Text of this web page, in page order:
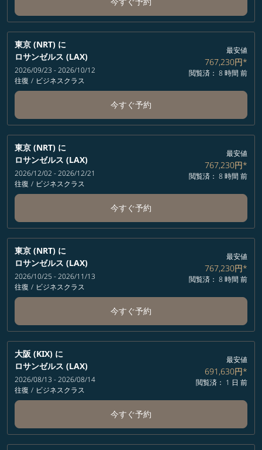
東京 (NRT) に
ロサンゼルス (LAX)
2026/09/23 - 2026/10/12
往復 / ビジネスクラス
最安値
767,230円*
閲覧済： 8 時間 前
今すぐ予約
東京 (NRT) に
ロサンゼルス (LAX)
2026/12/02 - 2026/12/21
往復 / ビジネスクラス
最安値
767,230円*
閲覧済： 8 時間 前
今すぐ予約
東京 (NRT) に
ロサンゼルス (LAX)
2026/10/25 - 2026/11/13
往復 / ビジネスクラス
最安値
767,230円*
閲覧済： 8 時間 前
今すぐ予約
大阪 (KIX) に
ロサンゼルス (LAX)
2026/08/13 - 2026/08/14
往復 / ビジネスクラス
最安値
691,630円*
閲覧済： 1 日 前
今すぐ予約